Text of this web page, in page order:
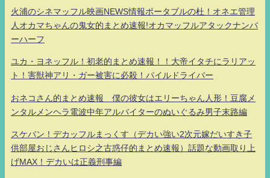
火浦のシネマッフル映画NEWS情報ポータブルの杜！オネエ管理
人オカマちゃんの鬼女的まとめ速報!オカマッフルアタックナンバ
ーハーフ
ユカ・ヨネッフル！初老的まとめ速報！！大帝イタチにラリアッ
ト！害獣神アリ・ガー被害に必殺！パイルドライバー
おネコさん的まとめ速報 僕の彼女はエリーちゃん人形！豆腐メ
ンタルメンヘラ電波中年アルバイターのぬいぐるみ男子末路編
スケバン！デカッフルまっくす（デカい強い2次元嫁だいすき子
供部屋おじさんヒロシ之古惑仔的まとめ速報）話題な動画取り上
げMAX！デカいは正義刑事編